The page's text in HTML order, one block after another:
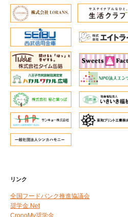
リンク
全国フードバンク推進協議会
奨学金.Net
CronoMy奨学金